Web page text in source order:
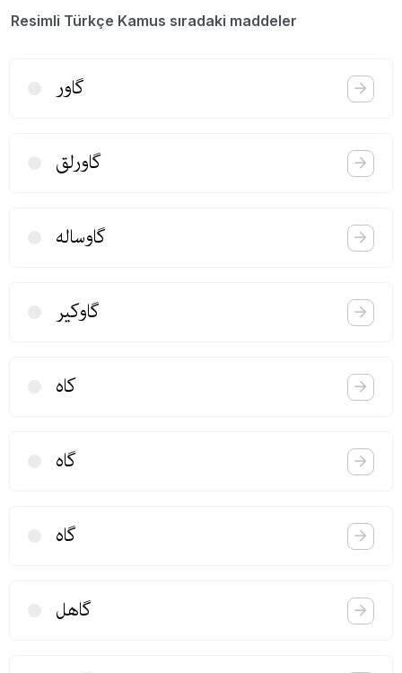
Resimli Türkçe Kamus sıradaki maddeler
گاور
گاورلق
گاوساله
گاوكیر
كاه
گاه
گاه
گاهل